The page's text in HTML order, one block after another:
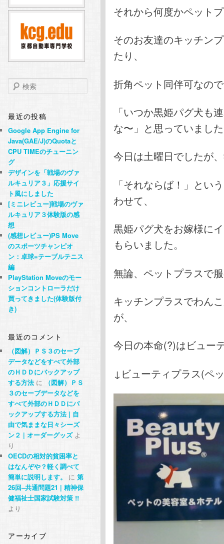
移
動
それから何度かペット
そのお友達のキッチン
たり、
折角ペット同伴可なの
「いつか黒姫パグ犬も
な〜」と思っていまし
今日は土曜日でしたが
「それならば！」とい
わせて、
黒姫パグ犬をお嫁様に
もらいました。
無論、ペットプラスで
キッチンプラスでわん
が、
今日の本命(?)はビュー
↓ビューティプラス(ペ
検
索
最近の投稿
Google App Engine for
Java(GAE/J)のQuotaと
CPU TIMEのチューニン
グ
デザインを「戦場のヴァ
ルキュリア３」応援サイ
ト風にしました
[ミニレビュー]戦場のヴァ
ルキュリア３体験版の感
想
(感想レビュー)PS Move
のスポーツチャンピオ
ン：卓球=テーブルテニス
編
PlayStation Moveのモー
ションコントローラだけ
買ってきました(体験版付
き)
最近のコメント
（図解）ＰＳ３のセーブ
データなどをすべて外部
のＨＤＤにバックアップ
する方法に
（図解）ＰＳ
３のセーブデータなどを
すべて外部のＨＤＤにバ
ックアップする方法 | 自
由で気ままな日々シーズ
ン２ | オーダーグッズよ
り
OECDの相対的貧困率と
はなんぞや？軽く調べて
簡単に説明します。
に第
26回–共通問題21 | 精神保
健福祉士国家試験対策 !!
より
アーカイブ